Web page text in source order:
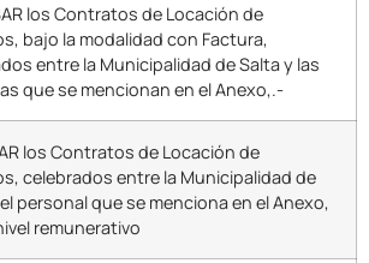
los Contratos de Locación de
bajo la modalidad con Factura,
entre la Municipalidad de Salta y las
que se mencionan en el Anexo,.-
los Contratos de Locación de
celebrados entre la Municipalidad de
personal que se menciona en el Anexo,
remunerativo